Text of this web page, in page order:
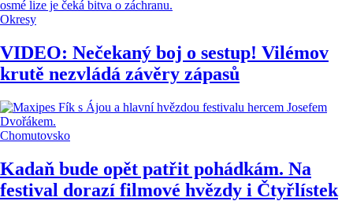
Okresy
VIDEO: Nečekaný boj o sestup! Vilémov
krutě nezvládá závěry zápasů
Chomutovsko
Kadaň bude opět patřit pohádkám. Na
festival dorazí filmové hvězdy i Čtyřlístek